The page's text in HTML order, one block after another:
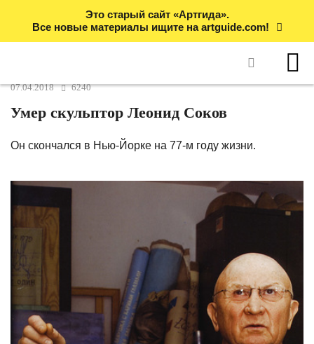
Это старый сайт «Артгида».
Все новые материалы ищите на artguide.com!
07.04.2018 6240
Умер скульптор Леонид Соков
Он скончался в Нью-Йорке на 77-м году жизни.